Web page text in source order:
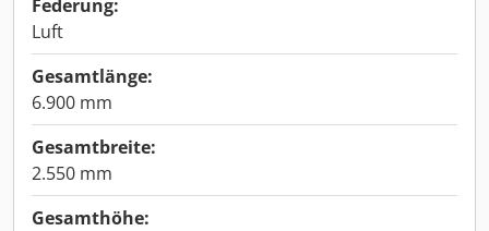
Federung:
Luft
Gesamtlänge:
6.900 mm
Gesamtbreite:
2.550 mm
Gesamthöhe: